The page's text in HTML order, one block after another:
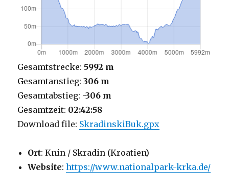
Gesamtstrecke: 5992 m
Gesamtanstieg: 306 m
Gesamtabstieg: -306 m
Gesamtzeit: 02:42:58
Download file: SkradinskiBuk.gpx
Ort: Knin / Skradin (Kroatien)
Website:https://www.nationalpark-krka.de/